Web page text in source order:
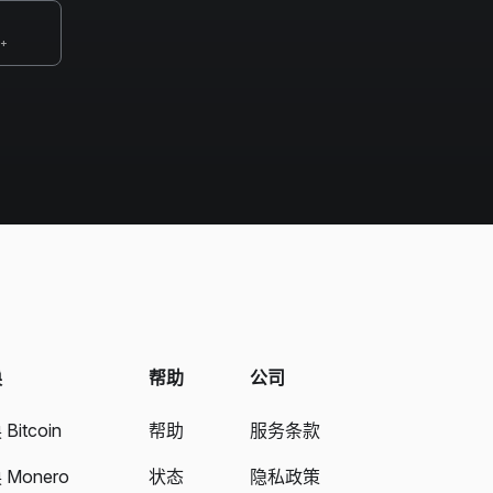
Bitcoin
Monero
帮助
帮助
状态
公司
服务条款
隐私政策